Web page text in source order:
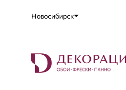
Новосибирск